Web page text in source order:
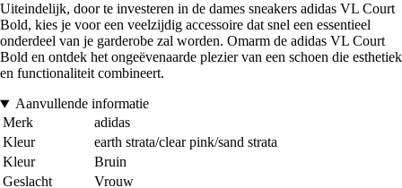
Uiteindelijk, door te investeren in de dames sneakers adidas VL Court
Bold, kies je voor een veelzijdig accessoire dat snel een essentieel
onderdeel van je garderobe zal worden. Omarm de adidas VL Court
Bold en ontdek het ongeëvenaarde plezier van een schoen die esthetiek
en functionaliteit combineert.
Aanvullende informatie
Merk
adidas
Kleur
earth strata/clear pink/sand strata
Kleur
Bruin
Geslacht
Vrouw